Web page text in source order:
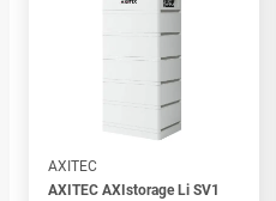
AXITEC
AXITEC AXIstorage Li SV1